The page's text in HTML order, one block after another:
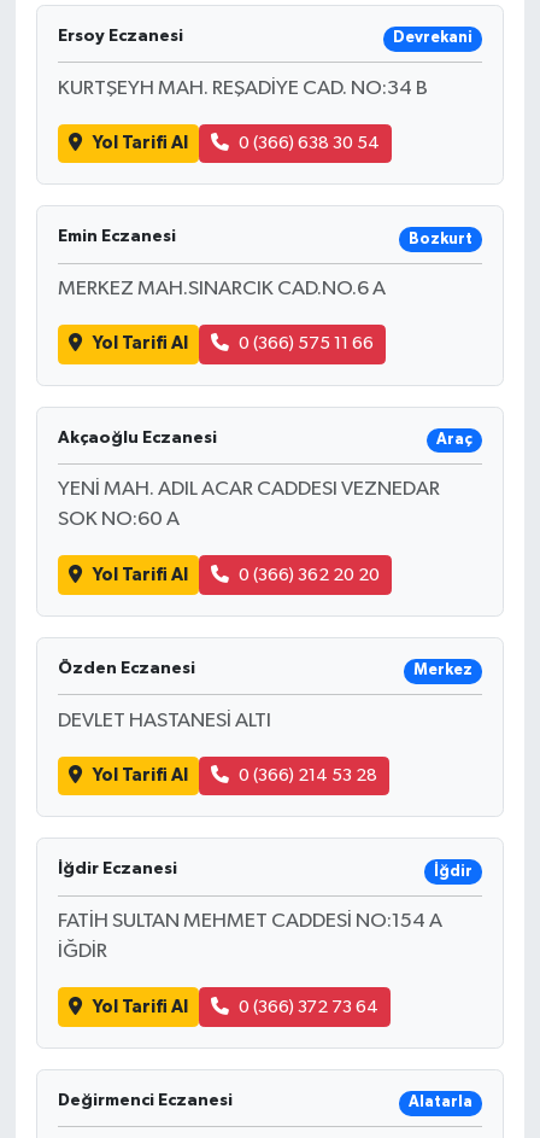
Ersoy Eczanesi Devrekani
KURTŞEYH MAH. REŞADİYE CAD. NO:34 B
Yol Tarifi Al 0 (366) 638 30 54
Emin Eczanesi Bozkurt
MERKEZ MAH.SINARCIK CAD.NO.6 A
Yol Tarifi Al 0 (366) 575 11 66
Akçaoğlu Eczanesi Araç
YENİ MAH. ADIL ACAR CADDESI VEZNEDAR
SOK NO:60 A
Yol Tarifi Al 0 (366) 362 20 20
Özden Eczanesi Merkez
DEVLET HASTANESİ ALTI
Yol Tarifi Al 0 (366) 214 53 28
İğdir Eczanesi İğdir
FATİH SULTAN MEHMET CADDESİ NO:154 A
İĞDİR
Yol Tarifi Al 0 (366) 372 73 64
Değirmenci Eczanesi Alatarla